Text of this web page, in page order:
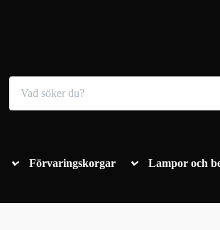
Förvaringskorgar Lampor och